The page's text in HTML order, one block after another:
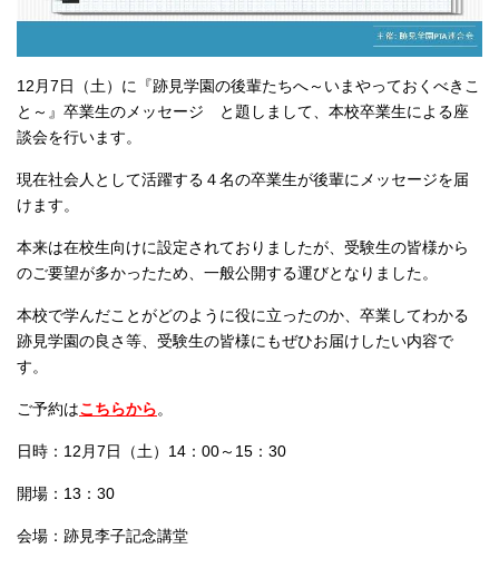
12月7日（土）に『跡見学園の後輩たちへ～いまやっておくべきこ
と～』卒業生のメッセージ と題しまして、本校卒業生による座
談会を行います。
現在社会人として活躍する４名の卒業生が後輩にメッセージを届
けます。
本来は在校生向けに設定されておりましたが、受験生の皆様から
のご要望が多かったため、一般公開する運びとなりました。
本校で学んだことがどのように役に立ったのか、卒業してわかる
跡見学園の良さ等、受験生の皆様にもぜひお届けしたい内容で
す。
ご予約はこちらから。
日時：12月7日（土）14：00～15：30
開場：13：30
会場：跡見李子記念講堂